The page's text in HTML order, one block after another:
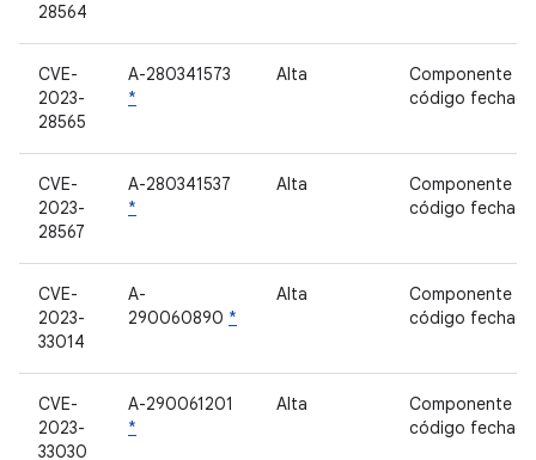
28564
CVE-
2023-
28565
A-280341573
*
Alta
Componente de
código fechado
CVE-
2023-
28567
A-280341537
*
Alta
Componente de
código fechado
CVE-
2023-
33014
A-
290060890 *
Alta
Componente de
código fechado
CVE-
2023-
33030
A-290061201
*
Alta
Componente de
código fechado